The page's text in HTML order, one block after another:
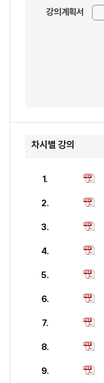
강의계획서
차시별 강의
1.
2.
3.
4.
5.
6.
7.
8.
9.